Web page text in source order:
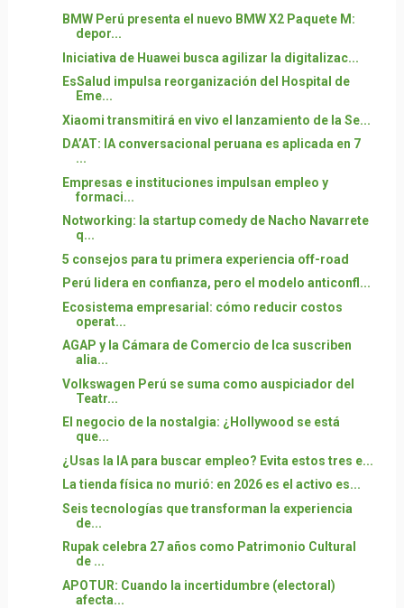
BMW Perú presenta el nuevo BMW X2 Paquete M:
depor...
Iniciativa de Huawei busca agilizar la digitalizac...
EsSalud impulsa reorganización del Hospital de
Eme...
Xiaomi transmitirá en vivo el lanzamiento de la Se...
DA’AT: IA conversacional peruana es aplicada en 7
...
Empresas e instituciones impulsan empleo y
formaci...
Notworking: la startup comedy de Nacho Navarrete
q...
5 consejos para tu primera experiencia off-road
Perú lidera en confianza, pero el modelo anticonfl...
Ecosistema empresarial: cómo reducir costos
operat...
AGAP y la Cámara de Comercio de Ica suscriben
alia...
Volkswagen Perú se suma como auspiciador del
Teatr...
El negocio de la nostalgia: ¿Hollywood se está
que...
¿Usas la IA para buscar empleo? Evita estos tres e...
La tienda física no murió: en 2026 es el activo es...
Seis tecnologías que transforman la experiencia
de...
Rupak celebra 27 años como Patrimonio Cultural
de ...
APOTUR: Cuando la incertidumbre (electoral)
afecta...